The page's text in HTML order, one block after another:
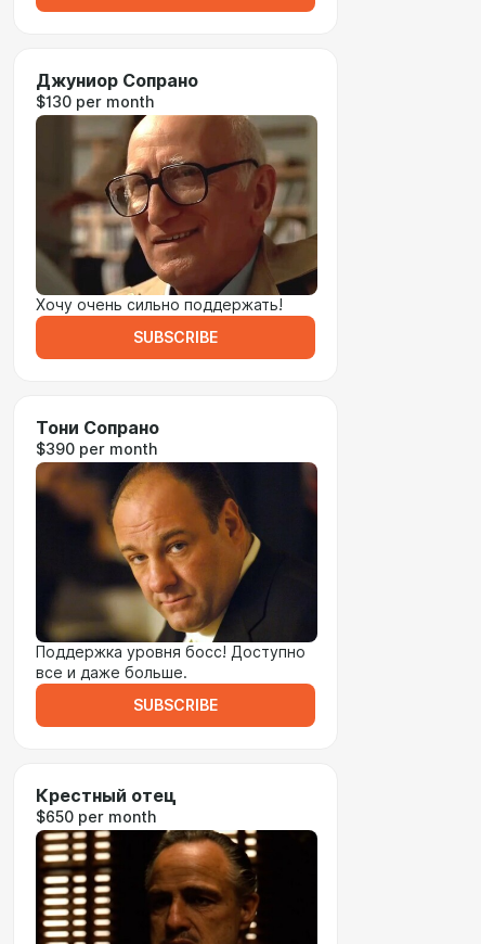
Джуниор Сопрано
$130 per month
Хочу очень сильно поддержать!
SUBSCRIBE
Тони Сопрано
$390 per month
Поддержка уровня босс! Доступно
все и даже больше.
SUBSCRIBE
Крестный отец
$650 per month